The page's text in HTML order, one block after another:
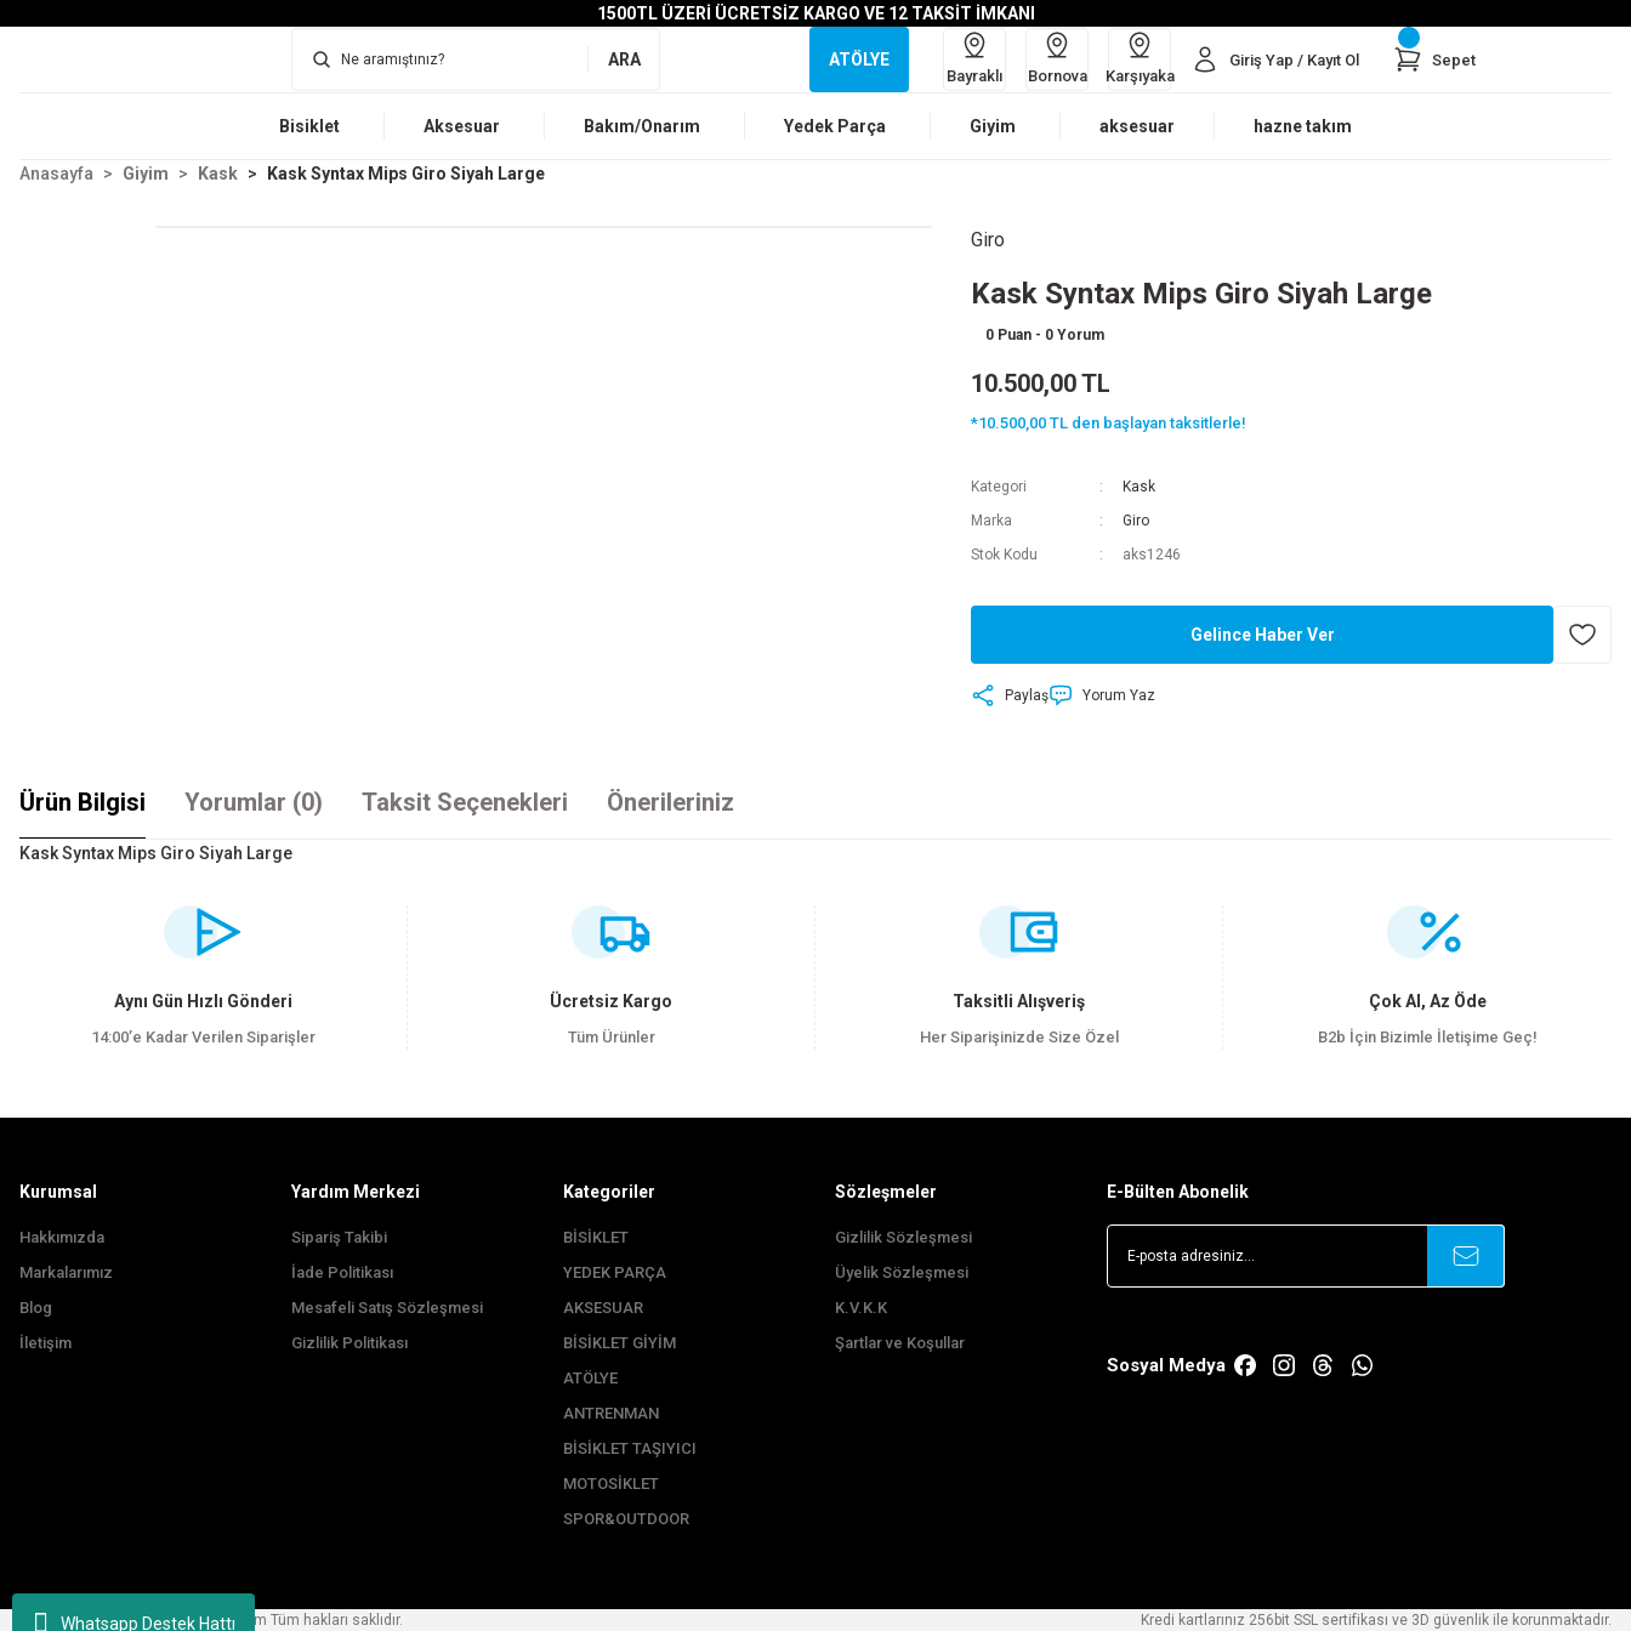
Whatsapp Destek Hattı
1500TL ÜZERİ ÜCRETSİZ KARGO VE 12 TAKSİT İMKANI
ARA ATÖLYE
Bayraklı Bornova Karşıyaka
Giriş Yap / Kayıt Ol Sepet
Bisiklet Aksesuar Bakım/Onarım Yedek Parça Giyim aksesuar hazne takım
Anasayfa Giyim Kask Kask Syntax Mips Giro Siyah Large
Giro
Kask Syntax Mips Giro Siyah Large
0 Puan - 0 Yorum
10.500,00 TL
*10.500,00 TL den başlayan taksitlerle!
Kategori
Kask
Marka
Giro
Stok Kodu
aks1246
Gelince Haber Ver
Paylaş Yorum Yaz
Ürün Bilgisi Yorumlar (0) Taksit Seçenekleri Önerileriniz
Kask Syntax Mips Giro Siyah Large
Görüş ve önerileriniz için teşekkür ederiz.
Ürün açıklamasında eksik bilgiler bulunuyor.
Ürün bilgilerinde hatalar bulunuyor.
Aynı Gün Hızlı Gönderi
14:00’e Kadar Verilen Siparişler
Ücretsiz Kargo
Tüm Ürünler
Taksitli Alışveriş
Her Siparişinizde Size Özel
Çok Al, Az Öde
B2b İçin Bizimle İletişime Geç!
Kurumsal
Hakkımızda
Markalarımız
Blog
İletişim
Yardım Merkezi
Sipariş Takibi
İade Politikası
Mesafeli Satış Sözleşmesi
Gizlilik Politikası
Kategoriler
BİSİKLET
YEDEK PARÇA
AKSESUAR
BİSİKLET GİYİM
ATÖLYE
ANTRENMAN
BİSİKLET TAŞIYICI
MOTOSİKLET
SPOR&OUTDOOR
Sözleşmeler
Gizlilik Sözleşmesi
Üyelik Sözleşmesi
K.V.K.K
Şartlar ve Koşullar
E-Bülten Abonelik
Sosyal Medya
Copyright © 2024, korfezbisiklet.com Tüm hakları saklıdır. Kredi kartlarınız 256bit SSL sertifikası ve 3D güvenlik ile korunmaktadır.